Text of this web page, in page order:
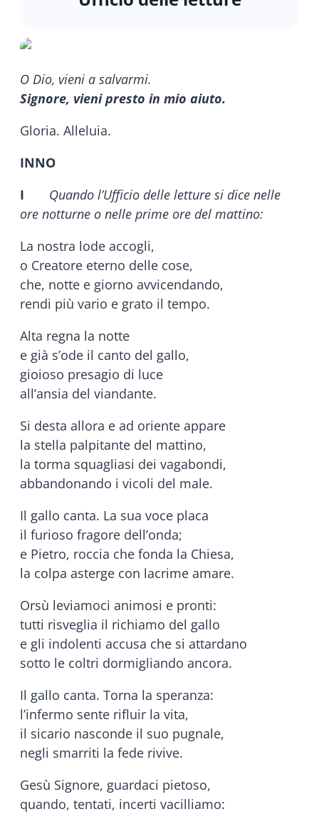
O Dio, vieni a salvarmi.
Signore, vieni presto in mio aiuto.
Gloria. Alleluia.
INNO
I
Quando l’Ufficio delle letture si dice nelle
ore notturne o nelle prime ore del mattino:
La nostra lode accogli,
o Creatore eterno delle cose,
che, notte e giorno avvicendando,
rendi più vario e grato il tempo.
Alta regna la notte
e già s’ode il canto del gallo,
gioioso presagio di luce
all’ansia del viandante.
Si desta allora e ad oriente appare
la stella palpitante del mattino,
la torma squagliasi dei vagabondi,
abbandonando i vicoli del male.
Il gallo canta. La sua voce placa
il furioso fragore dell’onda;
e Pietro, roccia che fonda la Chiesa,
la colpa asterge con lacrime amare.
Orsù leviamoci animosi e pronti:
tutti risveglia il richiamo del gallo
e gli indolenti accusa che si attardano
sotto le coltri dormigliando ancora.
Il gallo canta. Torna la speranza:
l’infermo sente rifluir la vita,
il sicario nasconde il suo pugnale,
negli smarriti la fede rivive.
Gesù Signore, guardaci pietoso,
quando, tentati, incerti vacilliamo: